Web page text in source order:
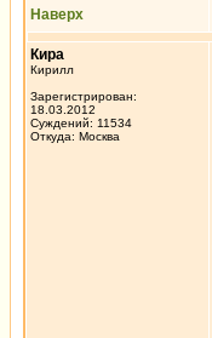
Наверх
Кира
Кирилл
Зарегистрирован:
18.03.2012
Суждений: 11534
Откуда: Москва